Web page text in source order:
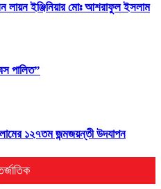
লায়ন ইঞ্জিনিয়ার মোঃ আশরাফুল ইসলাম
পালিত”
১২৭তম জন্মজয়ন্তী উদযাপন